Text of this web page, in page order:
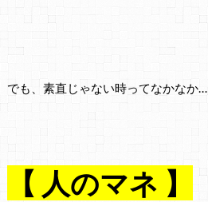
でも、素直じゃない時ってなかなか…
【 人のマネ 】